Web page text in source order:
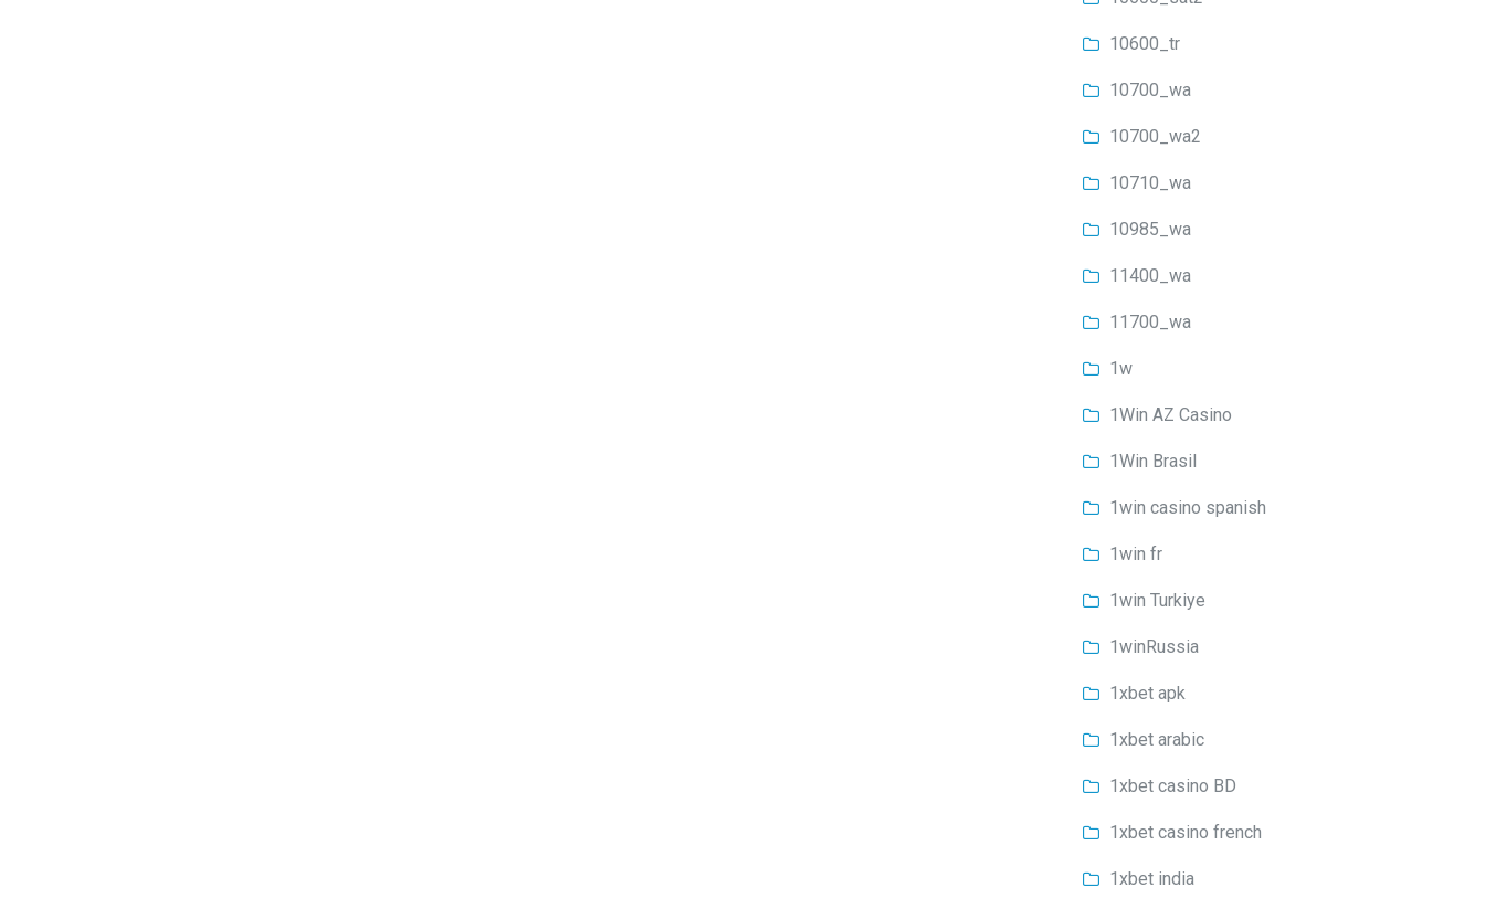
10600_tr
10700_wa
10700_wa2
10710_wa
10985_wa
11400_wa
11700_wa
1w
1Win AZ Casino
1Win Brasil
1win casino spanish
1win fr
1win Turkiye
1winRussia
1xbet apk
1xbet arabic
1xbet casino BD
1xbet casino french
1xbet india